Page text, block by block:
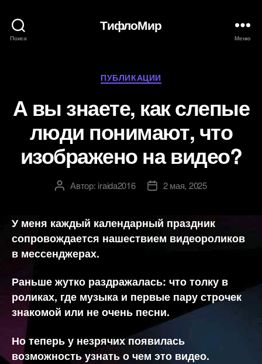
Поиск
ТифлоМир
Меню
Рубрики
ПУБЛИКАЦИИ
А вы знаете, как слепые
люди понимают, что
изображено на видео?
АвторАвтор: iraida2016
Дата2 мая, 2025
У меня каждый календарный праздник
сопровождается нашествием видеороликов
в мессенджерах.
Раньше жутко раздражалась: что толку в
роликах, где музыка и первые пару строчек
знакомой или не очень песни.
Но теперь у незрячих появилась
возможность узнать о чем это видео.